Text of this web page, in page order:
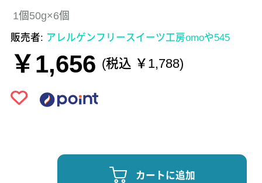
1個50g×6個
販売者: アレルゲンフリースイーツ工房omoや545
￥1,656 (税込 ￥1,788)
カートに追加